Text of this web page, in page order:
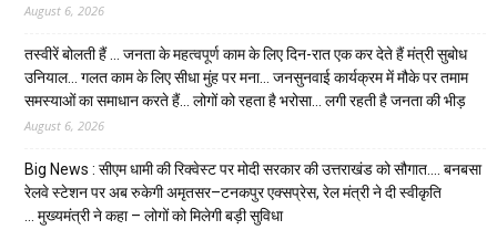
August 6, 2026
तस्वीरें बोलती हैं … जनता के महत्वपूर्ण काम के लिए दिन-रात एक कर देते हैं मंत्री सुबोध
उनियाल… गलत काम के लिए सीधा मुंह पर मना… जनसुनवाई कार्यक्रम में मौके पर तमाम
समस्याओं का समाधान करते हैं… लोगों को रहता है भरोसा… लगी रहती है जनता की भीड़
August 6, 2026
Big News : सीएम धामी की रिक्वेस्ट पर मोदी सरकार की उत्तराखंड को सौगात…. बनबसा
रेलवे स्टेशन पर अब रुकेगी अमृतसर–टनकपुर एक्सप्रेस, रेल मंत्री ने दी स्वीकृति
… मुख्यमंत्री ने कहा – लोगों को मिलेगी बड़ी सुविधा